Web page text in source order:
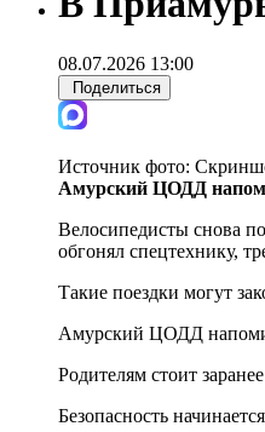
08.07.2026 13:00
Поделиться
Источник фото:
Амурский ЦОДД
Велосипедисты снова
обгонял спецтехнику,
Такие поездки могут
Амурский ЦОДД
Родителям стоит
Безопасность